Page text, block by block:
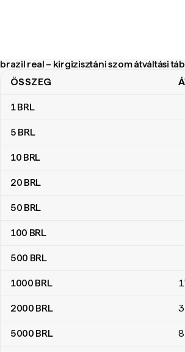
brazil real – kirgizisztáni szom átváltási
brazil real – kirgizisztáni szom átváltási
ÖSSZEG
1BRL
5 BRL
10 BRL
20 BRL
50 BRL
100 BRL
500 BRL
1000 BRL
2000 BRL
5000 BRL